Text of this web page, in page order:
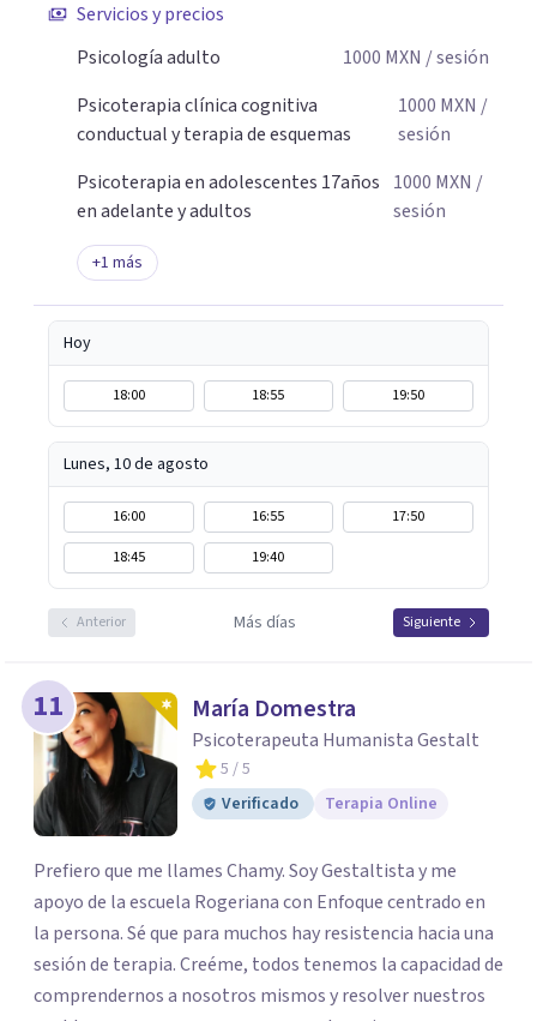
Servicios y precios
Psicología adulto
1000 MXN / sesión
Psicoterapia clínica cognitiva
conductual y terapia de esquemas
1000 MXN /
sesión
Psicoterapia en adolescentes 17años
en adelante y adultos
1000 MXN /
sesión
+1 más
Hoy
18:00 18:55 19:50
Lunes, 10 de agosto
16:00 16:55
17:50
18:45
19:40
Anterior Más días Siguiente
11 María Domestra
Psicoterapeuta Humanista Gestalt
5 / 5
Verificado
Terapia Online
Prefiero que me llames Chamy. Soy Gestaltista y me
apoyo de la escuela Rogeriana con Enfoque centrado en
la persona. Sé que para muchos hay resistencia hacia una
sesión de terapia. Creéme, todos tenemos la capacidad de
comprendernos a nosotros mismos y resolver nuestros